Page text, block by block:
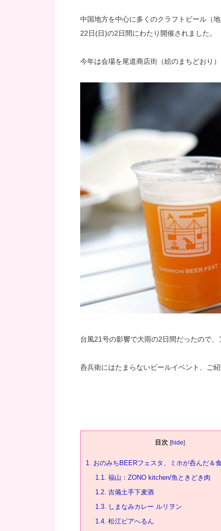
中国地方を中心に多くのクラフトビール（
22日(日)の2日間にわたり開催されました。
今年は会場を尾道商店街（絵のまちどおり
台風21号の影響で大雨の2日間だったので
呑兵衛にはたまらないビールイベント、ご紹
目次 [hide]
1. おのみちBEERフェスタ、ミホが呑んだ＆
1.1. 福山：ZONO kitchen/魚ときどき肉
1.2. 吉備土手下麦酒
1.3. しまなみカレー ルリヲン
1.4. 松江ビアへるん